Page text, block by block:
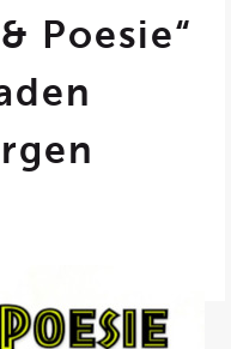
Poesie“